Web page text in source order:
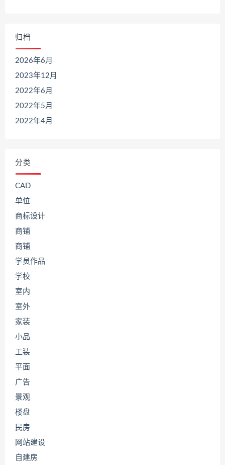
归档
2026年6月
2023年12月
2022年6月
2022年5月
2022年4月
分类
CAD
单位
商标设计
商铺
商铺
学员作品
学校
室内
室外
家装
小品
工装
平面
广告
景观
楼盘
民房
网站建设
自建房